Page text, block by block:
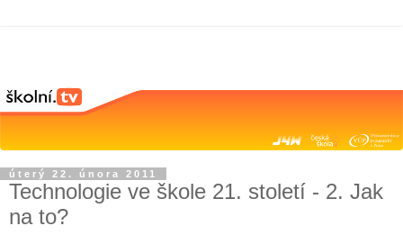
úterý 22. února 2011
Technologie ve škole 21. století - 2. Jak
na to?